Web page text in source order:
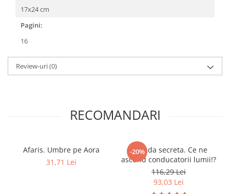
17x24 cm
Pagini:
16
Review-uri(0)
RECOMANDARI
Afaris. Umbre pe Aora
31,71 Lei
-20%
Agenda secreta. Ce ne
ascund conducatorii lumii!?
116,29 Lei
93,03 Lei